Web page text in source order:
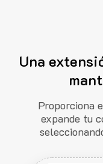
Una
Proporciona
expande tu